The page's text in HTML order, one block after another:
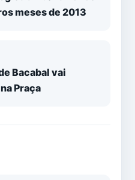
meses de 2013
Bacabal vai
Praça